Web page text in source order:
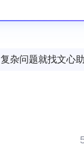
复杂问题就找文心